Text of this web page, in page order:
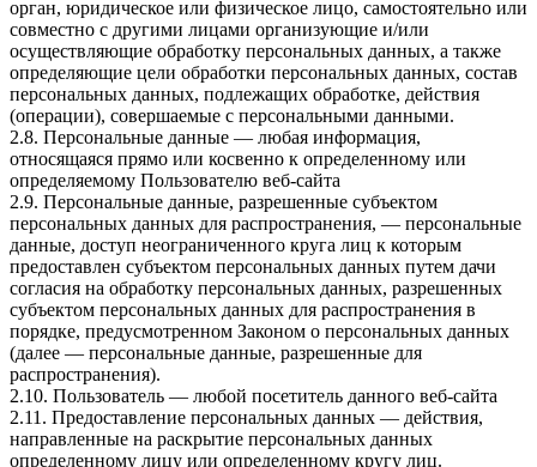
орган, юридическое или физическое лицо, самостоятельно или
совместно с другими лицами организующие и/или
осуществляющие обработку персональных данных, а также
определяющие цели обработки персональных данных, состав
персональных данных, подлежащих обработке, действия
(операции), совершаемые с персональными данными.
2.8. Персональные данные — любая информация,
относящаяся прямо или косвенно к определенному или
определяемому Пользователю веб-сайта
2.9. Персональные данные, разрешенные субъектом
персональных данных для распространения, — персональные
данные, доступ неограниченного круга лиц к которым
предоставлен субъектом персональных данных путем дачи
согласия на обработку персональных данных, разрешенных
субъектом персональных данных для распространения в
порядке, предусмотренном Законом о персональных данных
(далее — персональные данные, разрешенные для
распространения).
2.10. Пользователь — любой посетитель данного веб-сайта
2.11. Предоставление персональных данных — действия,
направленные на раскрытие персональных данных
определенному лицу или определенному кругу лиц.